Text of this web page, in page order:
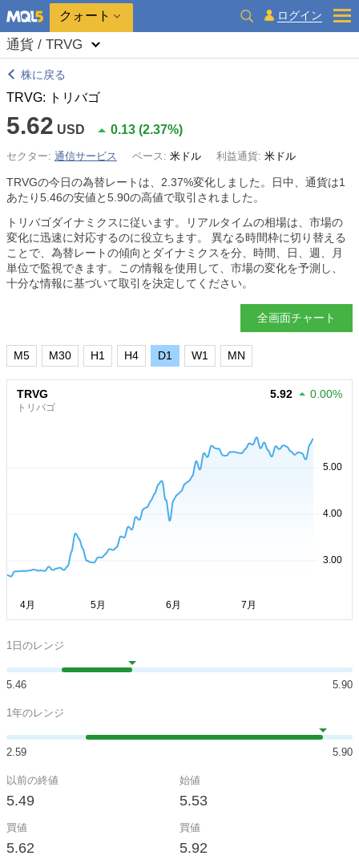
クォート ログイン
通貨 / TRVG
株に戻る
TRVG: トリバゴ
5.62 USD 0.13 (2.37%)
セクター: 通信サービス ベース: 米ドル 利益通貨: 米ドル
TRVGの今日の為替レートは、 2.37%変化しました。日中、通貨は1
あたり5.46の安値と5.90の高値で取引されました。
トリバゴダイナミクスに従います。リアルタイムの相場は、市場の
変化に迅速に対応するのに役立ちます。 異なる時間枠に切り替える
ことで、為替レートの傾向とダイナミクスを分、時間、日、週、月
単位で監視できます。この情報を使用して、市場の変化を予測し、
十分な情報に基づいて取引を決定してください。
全画面チャート
M5 M30 H1 H4 D1 W1 MN
TRVG
トリバゴ
5.92 0.00%
1日のレンジ
5.46 5.90
1年のレンジ
2.59 5.90
以前の終値
5.49
始値
5.53
買値
5.62
買値
5.92